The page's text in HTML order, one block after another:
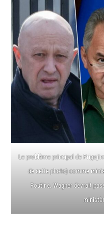
Le problème principal de
de cette photo) comme
Poutine, Wagner devrait